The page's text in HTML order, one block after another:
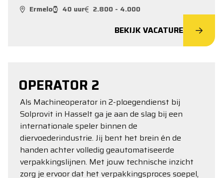
Ermelo 40 uur 2.800 - 4.000
BEKIJK VACATURE
OPERATOR 2
Als Machineoperator in 2-ploegendienst bij
Solprovit in Hasselt ga je aan de slag bij een
internationale speler binnen de
diervoederindustrie. Jij bent het brein én de
handen achter volledig geautomatiseerde
verpakkingslijnen. Met jouw technische inzicht
zorg je ervoor dat het verpakkingsproces soepel,